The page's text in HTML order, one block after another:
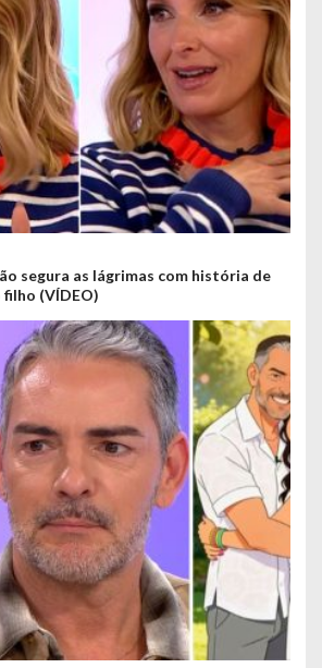
segura as lágrimas com história de
filho (VÍDEO)